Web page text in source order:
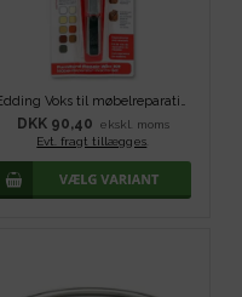
Edding Voks til møbelreparation - Sort
DKK 90,40
ekskl. moms
Evt. fragt tillægges